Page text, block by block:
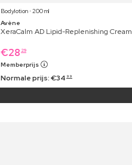
Bodylotion ⋅ 200 ml
Avène
XeraCalm AD Lipid-Replenishing Cream
€28 29
Memberprijs
Normale prijs:€34 99